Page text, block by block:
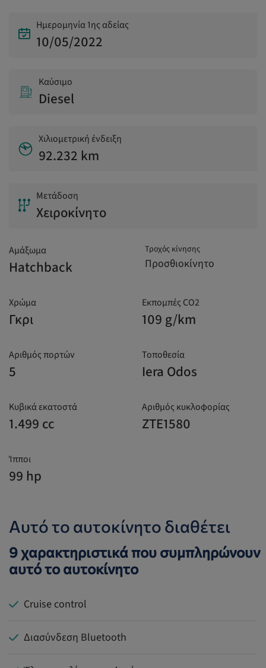
Ημερομηνία 1ης αδείας
10/05/2022
Καύσιμο
Diesel
Χιλιομετρική ένδειξη
92.232 km
Μετάδοση
Χειροκίνητο
Αμάξωμα
Hatchback
Τροχός κίνησης
Προσθιοκίνητο
Χρώμα
Γκρι
Εκπομπές CO2
109 g/km
Αριθμός πορτών
5
Τοποθεσία
Iera Odos
Κυβικά εκατοστά
1.499 cc
Αριθμός κυκλοφορίας
ZTE1580
Ίπποι
99 hp
Αυτό το αυτοκίνητο διαθέτει
9 χαρακτηριστικά που συμπληρώνουν
αυτό το αυτοκίνητο
Cruise control
Διασύνδεση Bluetooth